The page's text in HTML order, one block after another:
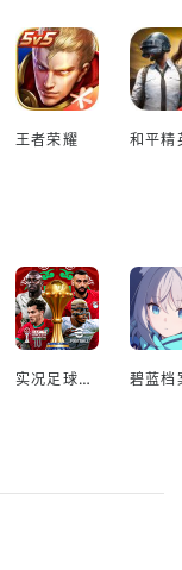
王者荣耀 和平精
实况足球2022手游